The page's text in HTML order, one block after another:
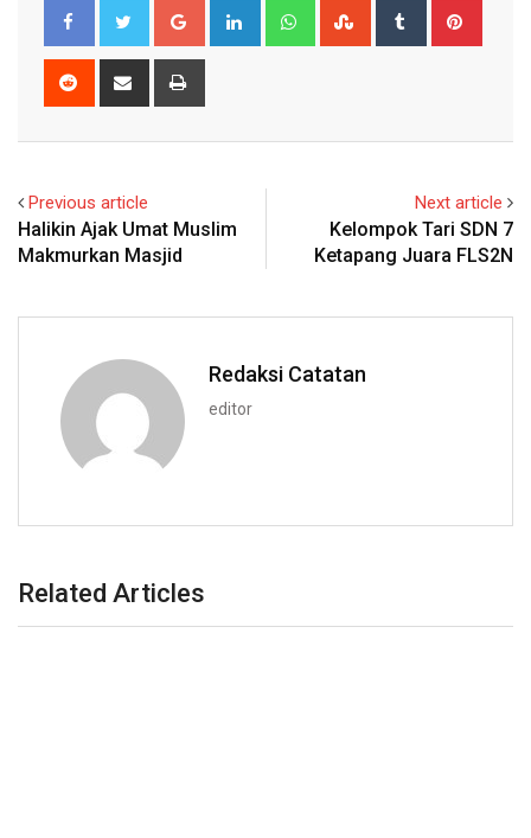
Google+ LinkedIn WhatsappStumbleUpon
Tumblr
Reddit
Share
Previous article
Halikin Ajak Umat Muslim
Makmurkan Masjid
Next article
Kelompok Tari SDN 7
Ketapang Juara FLS2N
Redaksi Catatan
editor
Related Articles